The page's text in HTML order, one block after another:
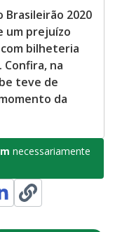
Brasileirão 2020
um prejuízo
bilheteria
na
teve de
da
necessariamente